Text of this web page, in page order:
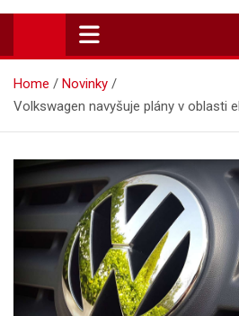
Profi-Media.cz
Vaše okno do světa informací
Home
Novinky
Volkswagen navyšuje plány v oblasti